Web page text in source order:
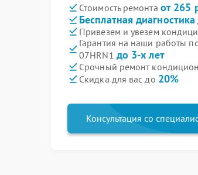
Стоимость ремонта от 265
Бесплатная диагностика
Привезем и увезем
Гарантия на наши работы
07HRN1 до 3-х лет
Срочный ремонт
Скидка для вас до 20%
Консультация со